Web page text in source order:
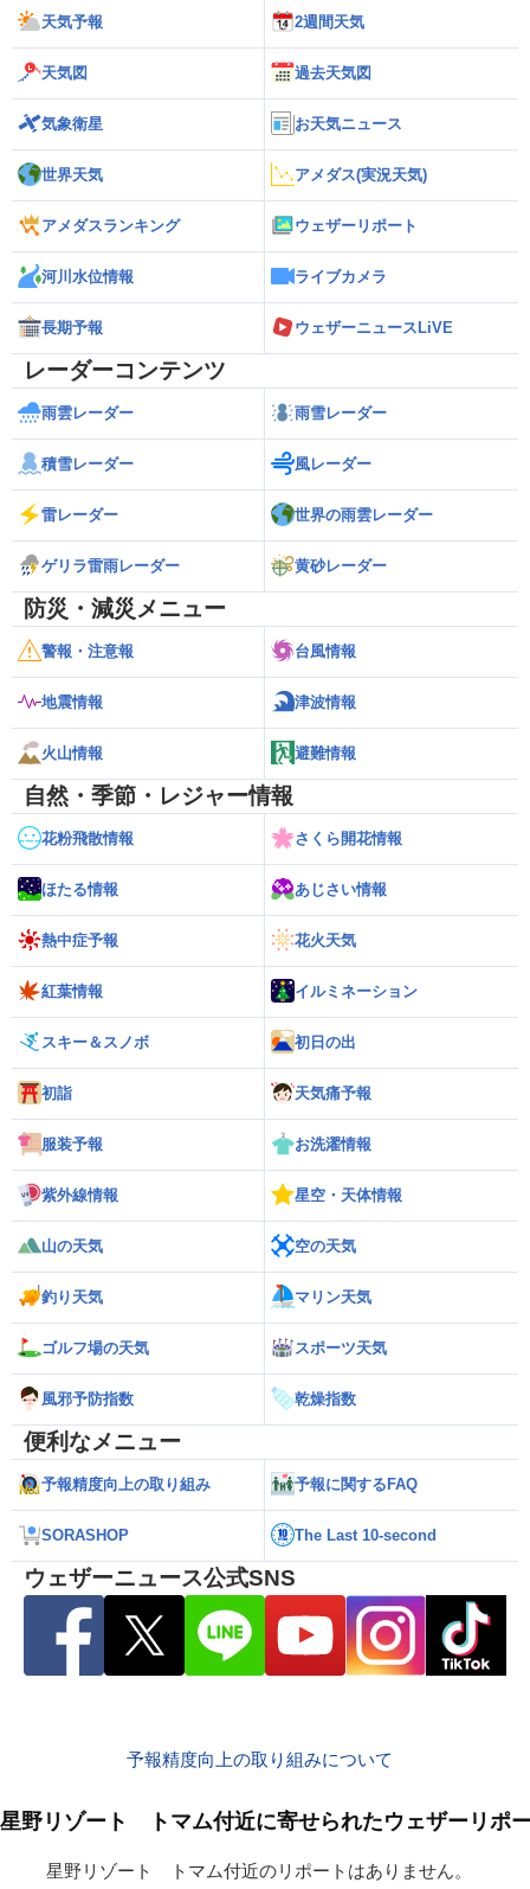
天気予報 2週間天気
天気図 過去天気図
気象衛星 お天気ニュース
世界天気 アメダス(実況天気)
アメダスランキング ウェザーリポート
河川水位情報 ライブカメラ
長期予報 ウェザーニュースLiVE
レーダーコンテンツ
雨雲レーダー 雨雪レーダー
積雪レーダー 風レーダー
雷レーダー 世界の雨雲レーダー
ゲリラ雷雨レーダー 黄砂レーダー
防災・減災メニュー
警報・注意報 台風情報
地震情報 津波情報
火山情報 避難情報
自然・季節・レジャー情報
花粉飛散情報 さくら開花情報
ほたる情報 あじさい情報
熱中症予報 花火天気
紅葉情報 イルミネーション
スキー＆スノボ 初日の出
初詣 天気痛予報
服装予報 お洗濯情報
紫外線情報 星空・天体情報
山の天気 空の天気
釣り天気 マリン天気
ゴルフ場の天気 スポーツ天気
風邪予防指数 乾燥指数
便利なメニュー
予報精度向上の取り組み 予報に関するFAQ
SORASHOP The Last 10-second
ウェザーニュース公式SNS
予報精度向上の取り組みについて
星野リゾート トマム付近に寄せられたウェザーリポ
星野リゾート トマム付近のリポートはありません。